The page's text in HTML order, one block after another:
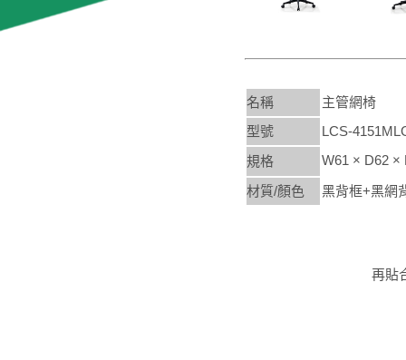
名稱
主管網椅
型號
LCS-
規格
W61 × D62 ×
材質/顏色
黑背框+黑網
再貼